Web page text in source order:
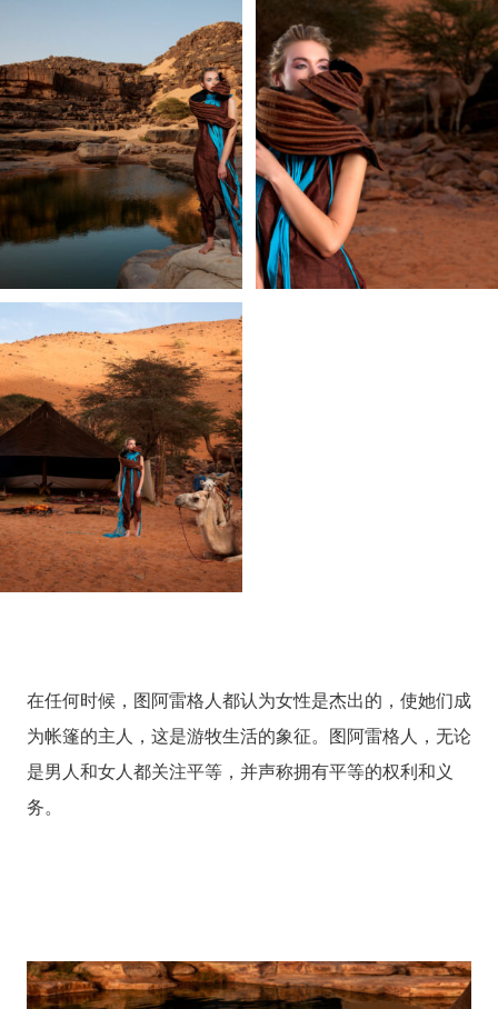
在任何时候，图阿雷格人都认为女性是杰出的，使她们成
为帐篷的主人，这是游牧生活的象征。图阿雷格人，无论
是男人和女人都关注平等，并声称拥有平等的权利和义
务。